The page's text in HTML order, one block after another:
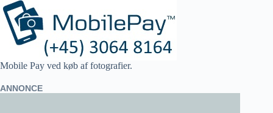
Mobile Pay ved køb af fotografier.
ANNONCE